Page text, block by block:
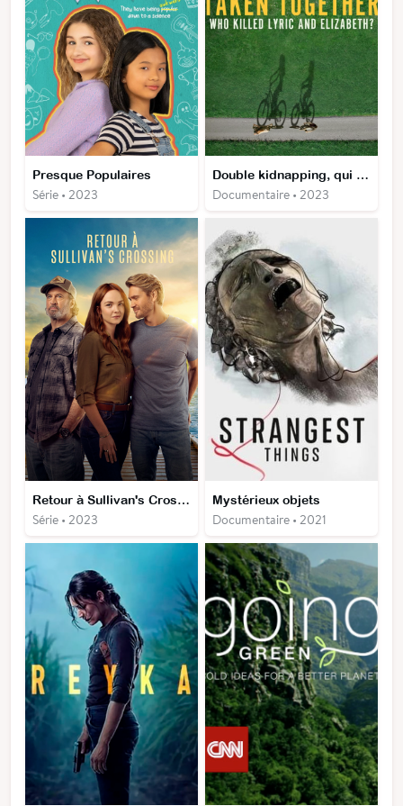
Presque Populaires
Série • 2023
Double kidnapping, qui a tué les fillettes d'Evansdale ?
Documentaire • 2023
Retour à Sullivan's Crossing
Série • 2023
Mystérieux objets
Documentaire • 2021